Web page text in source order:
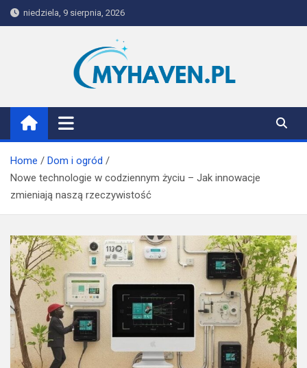
Skip
to
niedziela, 9 sierpnia, 2026
Myhaven
Home
Dom i ogród
Nowe technologie w codziennym życiu – Jak innowacje
zmieniają naszą rzeczywistość